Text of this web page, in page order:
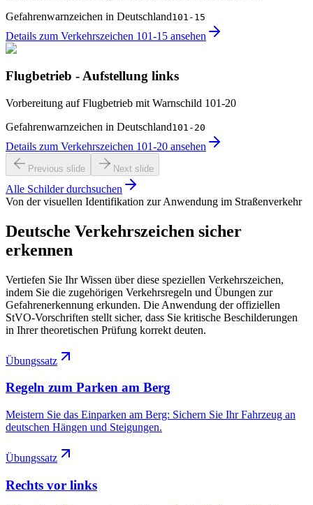
Gefahrenwarnzeichen in Deutschland101-15
Details zum Verkehrszeichen 101-15 ansehen
Flugbetrieb - Aufstellung links
Vorbereitung auf Flugbetrieb mit Warnschild 101-20
Gefahrenwarnzeichen in Deutschland101-20
Details zum Verkehrszeichen 101-20 ansehen
Previous slide Next slide
Alle Schilder durchsuchen
Von der visuellen Identifikation zur Anwendung im Straßenverkehr
Deutsche Verkehrszeichen sicher
erkennen
Vertiefen Sie Ihr Wissen über diese speziellen Verkehrszeichen,
indem Sie die zugehörigen Verkehrsregeln und Übungen zur
Gefahrenerkennung erkunden. Die Anwendung der offiziellen
StVO-Vorschriften stellt sicher, dass Sie kritische Beschilderungen
in Ihrer theoretischen Prüfung korrekt deuten.
Übungssatz
Regeln zum Parken am Berg
Meistern Sie das Einparken am Berg: Sichern Sie Ihr Fahrzeug an
deutschen Hängen und Steigungen.
Übungssatz
Rechts vor links